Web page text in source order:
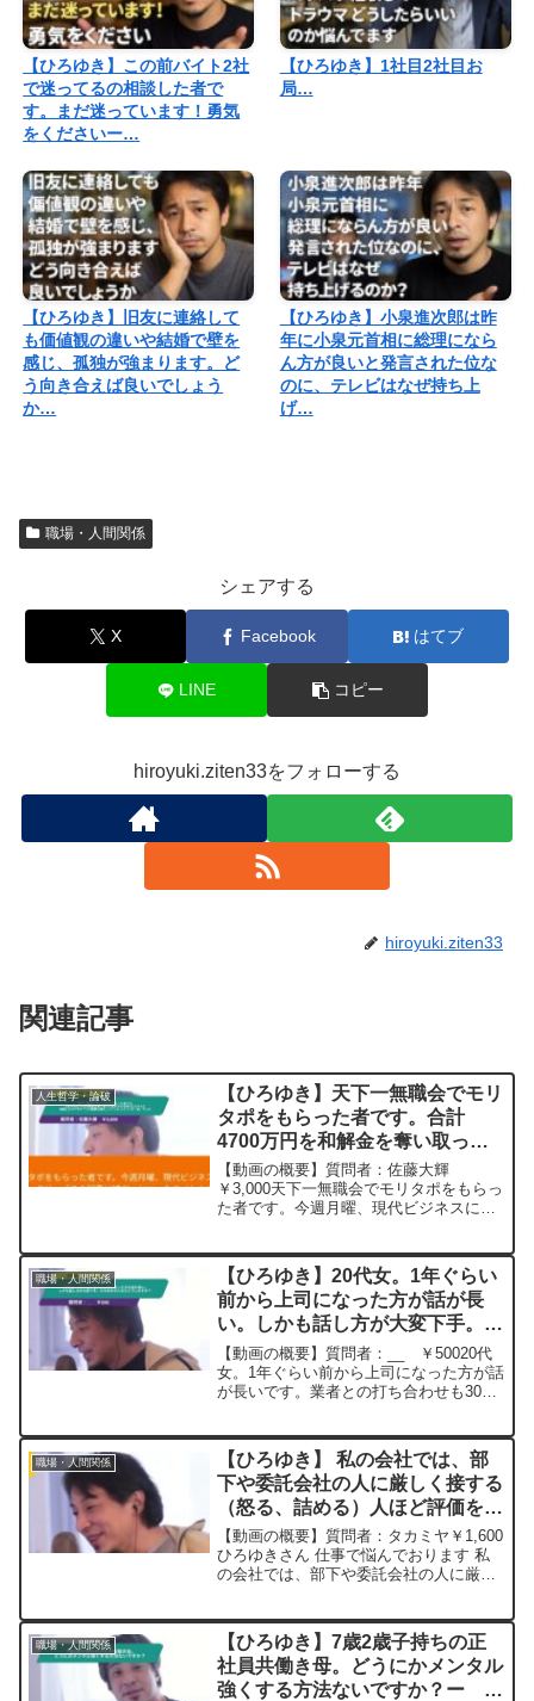
【ひろゆき】この前バイト2社
で迷ってるの相談した者で
す。まだ迷っています！勇気
をくださいー…
【ひろゆき】1社目2社目お
局…
【ひろゆき】旧友に連絡して
も価値観の違いや結婚で壁を
感じ、孤独が強まります。ど
う向き合えば良いでしょう
か…
【ひろゆき】小泉進次郎は昨
年に小泉元首相に総理になら
ん方が良いと発言された位な
のに、テレビはなぜ持ち上
げ…
職場・人間関係
シェアする
X Facebook はてブ
LINE コピー
hiroyuki.ziten33をフォローする
hiroyuki.ziten33
関連記事
人生哲学・論破
【ひろゆき】天下一無職会でモリ
タポをもらった者です。合計
4700万円を和解金を奪い取った
私のネタを現代ビジネスに寄稿し
たのですが、この記事は嘘だ』と
いったコメントの『嵐』でした。
【動画の概要】質問者：佐藤大輝
￥3,000天下一無職会でモリタポをもらっ
た者です。今週月曜、現代ビジネスに寄
ったコメントの『嵐』でした。人生で２
回、会社をクビになり、...
職場・人間関係
【ひろゆき】20代女。1年ぐらい
前から上司になった方が話が長
い。しかも話し方が大変下手。ひ
ろゆきさんならどうしますか？
ー ひろゆき切り抜き
20240314
【動画の概要】質問者：__ ￥50020代
女。1年ぐらい前から上司になった方が話
が長いです。業者との打ち合わせも30分
る際も長くて周りに飽きられています。
しかも話し方...
職場・人間関係
【ひろゆき】 私の会社では、部
下や委託会社の人に厳しく接する
（怒る、詰める）人ほど評価を得
ているが、優しくて仕事ができる
人になりたい。実現できる？ー
ひろゆき切り抜き 20230323
【動画の概要】質問者：タカミヤ￥1,600
ひろゆきさん 仕事で悩んでおります 私
の会社では、部下や委託会社の人に厳し
委託先会社さんに厳しくて仕事ができる
人」が評価され...
職場・人間関係
【ひろゆき】7歳2歳子持ちの正
社員共働き母。どうにかメンタル
強くする方法ないですか？ー ひ